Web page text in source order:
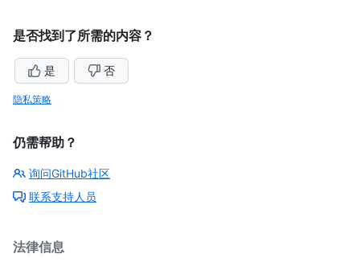
是否找到了所需的内容？
是 否
隐私策略
仍需帮助？
询问GitHub社区
联系支持人员
法律信息